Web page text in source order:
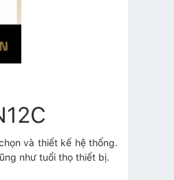
và thiết kế hệ thống.
như tuổi thọ thiết bị.